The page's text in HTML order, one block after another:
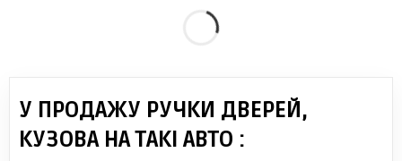
У ПРОДАЖУ РУЧКИ ДВЕРЕЙ,
КУЗОВА НА ТАКІ АВТО :